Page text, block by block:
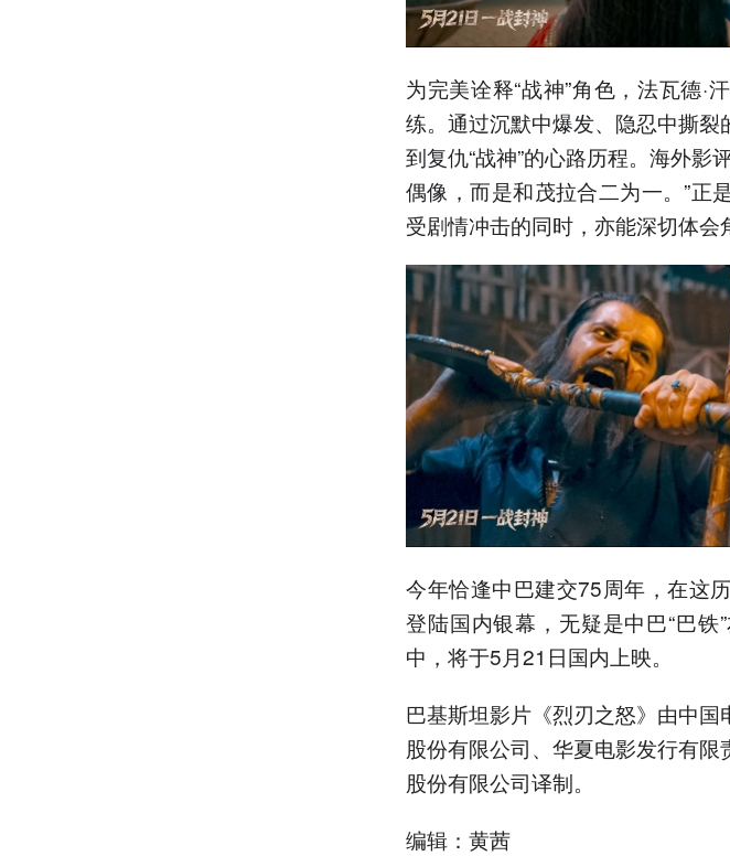
为完美诠释“战神”角色，法瓦德·
练。通过沉默中爆发、隐忍中撕
到复仇“战神”的心路历程。海外影
偶像，而是和茂拉合二为一。”正
受剧情冲击的同时，亦能深切体会
今年恰逢中巴建交75周年，在这
登陆国内银幕，无疑是中巴“巴
中，将于5月21日国内上映。
巴基斯坦影片《烈刃之怒》由中
股份有限公司、华夏电影发行有
股份有限公司译制。
编辑：黄茜